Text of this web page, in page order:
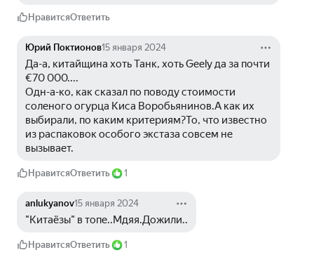
НравитсяОтветить
Юрий Поктионов15 января 2024
Да-а, китайщина хоть Танк, хоть Geely да за почти
€70 000....
Одн-а-ко, как сказал по поводу стоимости
соленого огурца Киса Воробьянинов.А как их
выбирали, по каким критериям?То, что известно
из распаковок особого экстаза совсем не
вызывает.
НравитсяОтветить 1
anlukyanov15 января 2024
"Китаёзы" в топе..Мдяя.Дожили..
НравитсяОтветить 1